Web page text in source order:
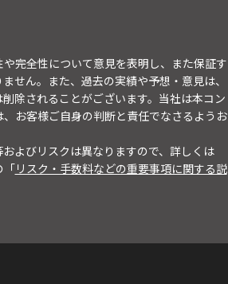
完全性について意見を表明し、また保証す
せん。また、過去の実績や予想・意見は、
除されることがございます。当社は本コン
お客様ご自身の判断と責任でなさるようお
よびリスクは異なりますので、詳しくは
「リスク・手数料などの重要事項に関する説